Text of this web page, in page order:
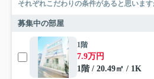
それぞれこだわりの条件があると思いま
募集中の部屋
1階
7.9万円
1階 / 20.49㎡ / 1K